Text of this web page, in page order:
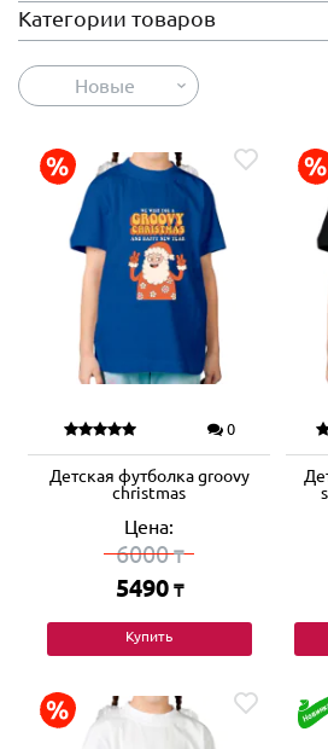
Категории товаров
Новые
0
Детская футболка groovy
christmas
Цена:
6000₸
5490 ₸
Купить